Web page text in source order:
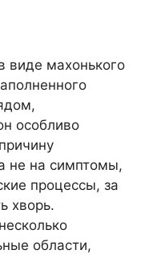
виде махонького
особливо
не на симптомы,
процессы, за
хворь.
области,